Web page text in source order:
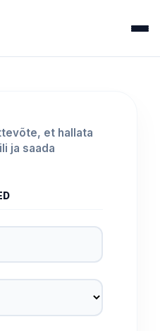
et hallata
ja saada